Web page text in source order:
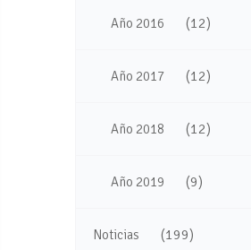
Año 2016 (12)
Año 2017 (12)
Año 2018 (12)
Año 2019 (9)
Noticias (199)